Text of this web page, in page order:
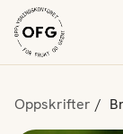
Oppskrifter